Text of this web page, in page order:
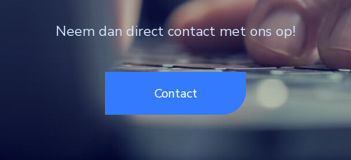
Neem dan direct contact met ons op!
Contact